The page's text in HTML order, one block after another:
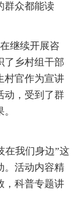
群众都能读
继续开展咨
了乡村组干部
村官作为宣讲
动，受到了群
在我们身边”这
。活动内容精
，科普专题讲